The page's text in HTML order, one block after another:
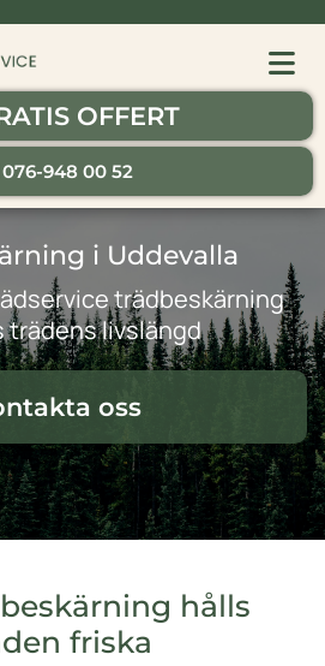
OFFERT
076-948 00 52
i Uddevalla
trädbeskärning
trädens livslängd
oss
hålls
friska